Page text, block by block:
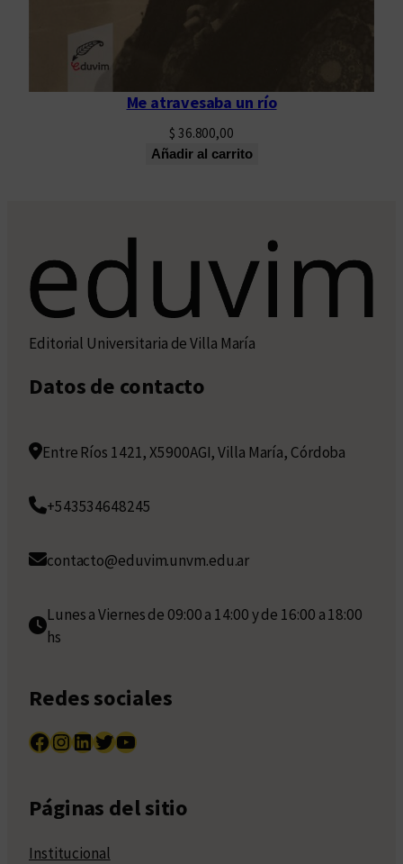
Me atravesaba un río
$ 36.800,00
Añadir al carrito
Editorial Universitaria de Villa María
Datos de contacto
Entre Ríos 1421, X5900AGI, Villa María, Córdoba
+543534648245
contacto@eduvim.unvm.edu.ar
Lunes a Viernes de 09:00 a 14:00 y de 16:00 a 18:00
hs
Redes sociales
Facebook InstagramLinkedIn Twitter YouTube
Páginas del sitio
Institucional